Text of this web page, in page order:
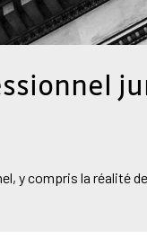
y compris la réalité